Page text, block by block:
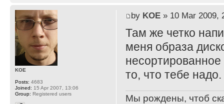
by KOE» 10 Mar 2009,
Там же четко
меня образа
то, что тебе надо.
Мы рождены, чтоб
KOE
Posts: 4683
Joined: 15 Apr 2007, 13:06
Group: Registered users